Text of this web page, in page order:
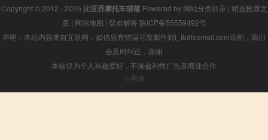
Copyright © 2012 - 2026 比亚乔摩托车部落Powered by 网站分类目录 | 精选推荐文
章 | 网站地图 | 疑难解答 陕ICP备55559492号
声明：本站内容来自互联网，如信息有错误可发邮件到f_fb#foxmail.com说明，我们
会及时纠正，谢谢
本站仅为个人兴趣爱好，不接盈利性广告及商业合作
小男孩